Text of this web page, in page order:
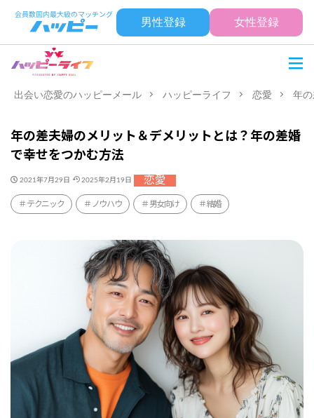
男性登録 女性登録
出会い恋愛のハッピーメール ハッピーライフ 恋愛 年
年の差夫婦のメリット＆デメリットとは？年の差婚
で幸せをつかむ方法
2021年7月29日 2025年2月19日 恋愛
テクニック ノウハウ 男女向け 結婚